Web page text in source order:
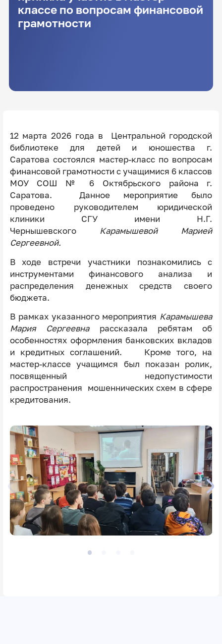
классе по вопросам финансовой
грамотности
12 марта 2026 года в Центральной городской
библиотеке для детей и юношества г.
Саратова состоялся мастер-класс по вопросам
финансовой грамотности с учащимися 6 классов
МОУ СОШ № 6 Октябрьского района г.
Саратова. Данное мероприятие было
проведено руководителем юридической
клиники СГУ имени Н.Г.
Чернышевского Карамышевой Марией
Сергеевной.
В ходе встречи участники познакомились с
инструментами финансового анализа и
распределения денежных средств своего
бюджета.
В рамках указанного мероприятия Карамышева
Мария Сергеевна
рассказала ребятам об
особенностях оформления банковских вкладов
и кредитных соглашений. Кроме того, на
мастер-классе учащимся был показан ролик,
посвященный недопустимости
распространения мошеннических схем в сфере
кредитования.